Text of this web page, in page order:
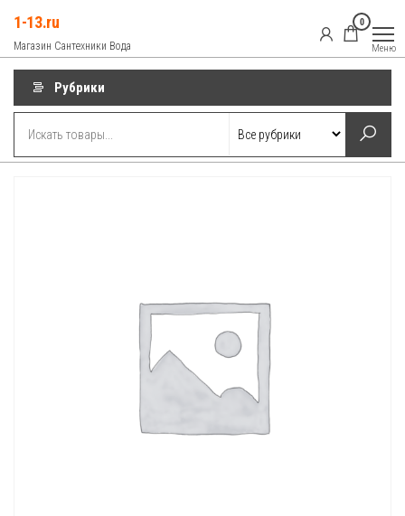
содержимому
1-13.ru
Магазин Сантехники Вода
0
Меню
Рубрики